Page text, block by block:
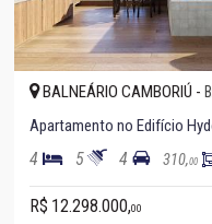
BALNEÁRIO CAMBORIÚ -
Apartamento no Edifício
4 5 4 310,00
R$ 12.298.000,00